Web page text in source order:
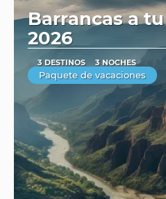
Barrancas a
2026
3 DESTINOS 3 NOCHES
Paquete de vacaciones